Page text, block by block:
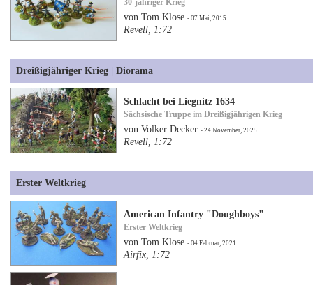
30-jähriger Krieg
von Tom Klose- 07 Mai, 2015
Revell, 1:72
Dreißigjähriger Krieg | Diorama
Schlacht bei Liegnitz 1634
Sächsische Truppe im Dreißigjährigen Krieg
von Volker Decker- 24 November, 2025
Revell, 1:72
Erster Weltkrieg
American Infantry "Doughboys"
Erster Weltkrieg
von Tom Klose- 04 Februar, 2021
Airfix, 1:72